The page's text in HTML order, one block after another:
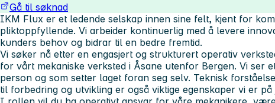
Gå til søknad
IKM Flux er et ledende selskap innen sine felt, kjent for
pliktoppfyllende. Vi arbeider kontinuerlig med å levere
kunders behov og bidrar til en bedre fremtid.
Vi søker nå etter en engasjert og strukturert operativ
for vårt mekaniske verksted i Åsane utenfor Bergen. Vi ser
person og som setter laget foran seg selv. Teknisk
til forbedring og utvikling er også viktige egenskaper vi er på